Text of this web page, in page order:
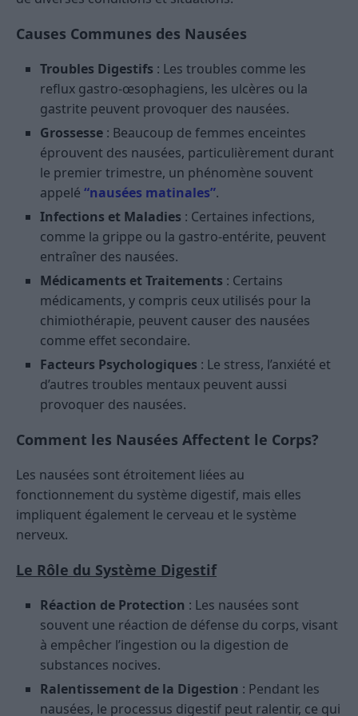
Causes Communes des Nausées
Troubles Digestifs : Les troubles comme les
reflux gastro-œsophagiens, les ulcères ou la
gastrite peuvent provoquer des nausées.
Grossesse : Beaucoup de femmes enceintes
éprouvent des nausées, particulièrement durant
le premier trimestre, un phénomène souvent
appelé “nausées matinales”.
Infections et Maladies : Certaines infections,
comme la grippe ou la gastro-entérite, peuvent
entraîner des nausées.
Médicaments et Traitements : Certains
médicaments, y compris ceux utilisés pour la
chimiothérapie, peuvent causer des nausées
comme effet secondaire.
Facteurs Psychologiques : Le stress, l’anxiété et
d’autres troubles mentaux peuvent aussi
provoquer des nausées.
Comment les Nausées Affectent le Corps?
Les nausées sont étroitement liées au
fonctionnement du système digestif, mais elles
impliquent également le cerveau et le système
nerveux.
Le Rôle du Système Digestif
Réaction de Protection : Les nausées sont
souvent une réaction de défense du corps, visant
à empêcher l’ingestion ou la digestion de
substances nocives.
Ralentissement de la Digestion : Pendant les
nausées, le processus digestif peut ralentir, ce qui